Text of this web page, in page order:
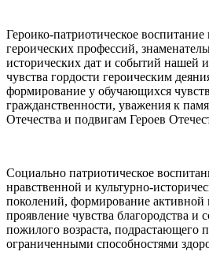
Героико-патриотическое
героических профессий,
исторических дат и событий нашей
чувства гордости героическим
формирование у обучающихся
гражданственности, уважения к
Отечества и подвигам Героев
Социально патриотическое
нравственной и культурно-
поколений, формирование активной
проявление чувства благородства и
пожилого возраста, подрастающего
ограниченными способностями